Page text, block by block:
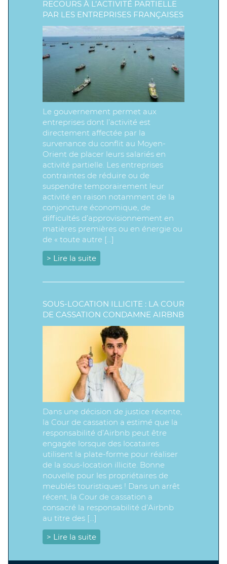
RECOURS À L’ACTIVITÉ PARTIELLE
PAR LES ENTREPRISES FRANÇAISES
Le gouvernement permet aux
entreprises dont l’activité est
directement affectée par la
survenance du conflit au Moyen-
Orient de placer leurs salariés en
activité partielle. Les entreprises
contraintes de réduire ou de
suspendre temporairement leur
activité en raison notamment de la
conjoncture économique, de
difficultés d’approvisionnement en
matières premières ou en énergie ou
de « toute autre […]
> Lire la suite
SOUS-LOCATION ILLICITE : LA COUR
DE CASSATION CONDAMNE AIRBNB
Dans une décision de justice récente,
la Cour de cassation a estimé que la
responsabilité d’Airbnb peut être
engagée lorsque des locataires
utilisent la plate-forme pour réaliser
de la sous-location illicite. Bonne
nouvelle pour les propriétaires de
meublés touristiques ! Dans un arrêt
récent, la Cour de cassation a
consacré la responsabilité d’Airbnb
au titre des […]
> Lire la suite